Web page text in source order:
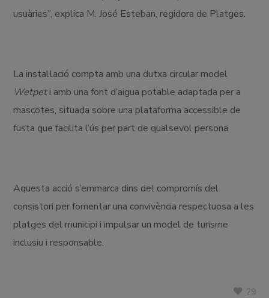
usuàries”, explica M. José Esteban, regidora de Platges.
La instal·lació compta amb una dutxa circular model
Wetpeti amb una font d’aigua potable adaptada per a
mascotes, situada sobre una plataforma accessible de
fusta que facilita l’ús per part de qualsevol persona.
Aquesta acció s’emmarca dins del compromís del
consistori per fomentar una convivència respectuosa a les
platges del municipi i impulsar un model de turisme
inclusiu i responsable.
29